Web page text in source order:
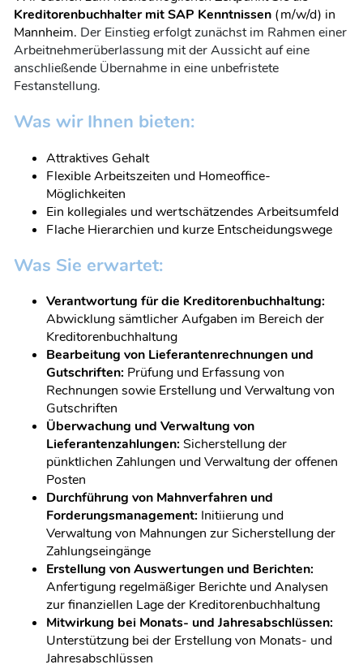
Kreditorenbuchhalter mit SAP Kenntnissen (m/w/d) in
Mannheim. Der Einstieg erfolgt zunächst im Rahmen einer
Arbeitnehmerüberlassung mit der Aussicht auf eine
anschließende Übernahme in eine unbefristete
Festanstellung.
Was wir Ihnen bieten:
Attraktives Gehalt
Flexible Arbeitszeiten und Homeoffice-
Möglichkeiten
Ein kollegiales und wertschätzendes Arbeitsumfeld
Flache Hierarchien und kurze Entscheidungswege
Was Sie erwartet:
Verantwortung für die Kreditorenbuchhaltung:
Abwicklung sämtlicher Aufgaben im Bereich der
Kreditorenbuchhaltung
Bearbeitung von Lieferantenrechnungen und
Gutschriften: Prüfung und Erfassung von
Rechnungen sowie Erstellung und Verwaltung von
Gutschriften
Überwachung und Verwaltung von
Lieferantenzahlungen: Sicherstellung der
pünktlichen Zahlungen und Verwaltung der offenen
Posten
Durchführung von Mahnverfahren und
Forderungsmanagement: Initiierung und
Verwaltung von Mahnungen zur Sicherstellung der
Zahlungseingänge
Erstellung von Auswertungen und Berichten:
Anfertigung regelmäßiger Berichte und Analysen
zur finanziellen Lage der Kreditorenbuchhaltung
Mitwirkung bei Monats- und Jahresabschlüssen:
Unterstützung bei der Erstellung von Monats- und
Jahresabschlüssen